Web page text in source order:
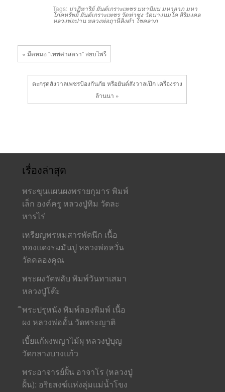
Tags: ปาฏิหาริย์ ยันต์เกราะเพชร มหานิยม มหาลาภ มหา
โภคทรัพย์ ยันต์เกราะเพชร วัดท่าซุง วัดบางนมโค สิริมงคล
หลวงพ่อปาน หลวงพ่อฤาษีลิงดำ โชคลาภ
« มีดหมอ “เทพศาสตรา” สยบไพรี
ตะกรุดสังวาลเพชรป้องกันภัย หรือยันต์สังวาลเป๊ก เครื่องราง
ล้านนา »
เรื่องล่าสุด
พระขุนแผนผงพรายกุมาร พิมพ์
เล็ก องค์ครู หลวงปู่ทิม วัดละ
หารไร่
เหรียญพรหมสารพัดนึก เนื้อ
ทองแดงรมมันปู หลวงพ่อหวั่น
วัดคลองคูณ
พระผงวัดพลับ พิมพ์วันทาเสมา
หลวงปู่โต๊ะ
ิพระปรุหนัง พิมพ์ลองพิมพ์ เนื้อ
ผง หลวงพ่ออั้น วัดพระญาติ
เบี้ยแก้ผงพญาไม้ผุ หลวงปู่บุญ
วัดกลางบางแก้ว
พระอาจารย์ฝั้น อาจาโร (หลวงปู่
ฝั้น): อริยสงฆ์แห่งลุ่มแม่น้ำโขง